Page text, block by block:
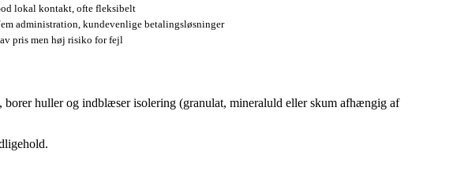
lokal kontakt, ofte fleksibelt
administration, kundevenlige betalingsløsninger
pris men høj risiko for fejl
huller og indblæser isolering (granulat, mineraluld eller skum afhængig af